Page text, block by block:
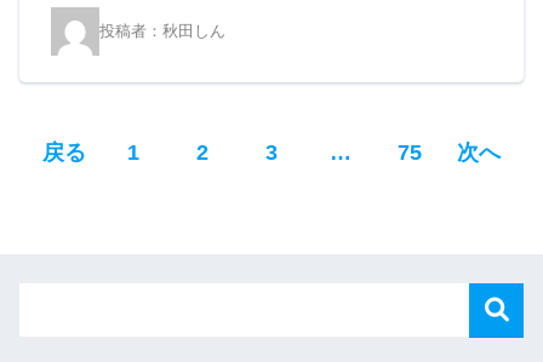
秋田しん
戻る Page
1 Page
2 Page
3 … Page
75 次へ